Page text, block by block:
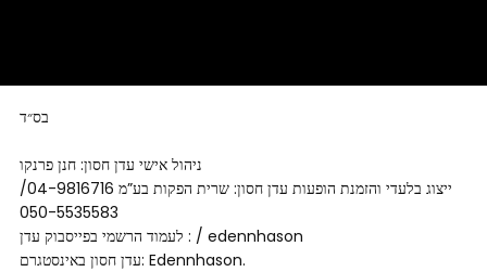
בס״ד
ניהול אישי עדן חסון: חנן פרנקו
ייצוג בלעדי והזמנת הופעות עדן חסון: שרית הפקות בע”מ 04-9816716/
050-5535583
לעמוד הרשמי בפייסבוק עדן : / edennhason
עדן חסון באינסטגרם: Edennhason.